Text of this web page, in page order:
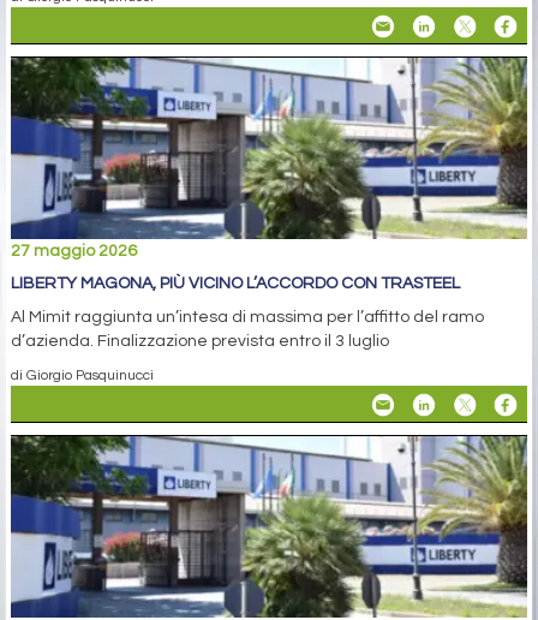
27 maggio 2026
LIBERTY MAGONA, PIÙ VICINO L’ACCORDO CON TRASTEEL
Al Mimit raggiunta un’intesa di massima per l’affitto del ramo
d’azienda. Finalizzazione prevista entro il 3 luglio
di Giorgio Pasquinucci